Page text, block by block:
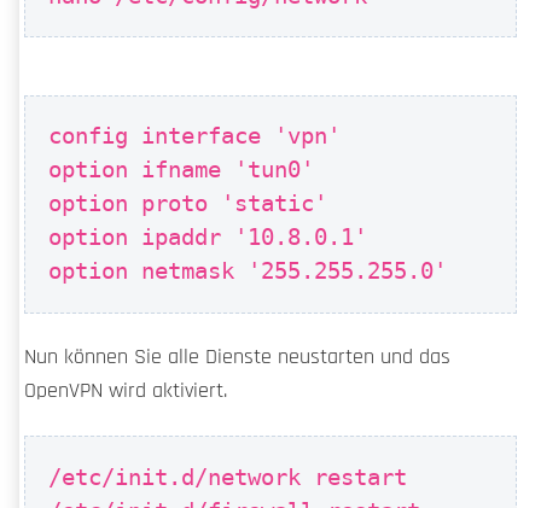
config interface 'vpn'
option ifname 'tun0'
option proto 'static'
option ipaddr '10.8.0.1'
option netmask '255.255.255.0'
Nun können Sie alle Dienste neustarten und das
OpenVPN wird aktiviert.
/etc/init.d/network restart